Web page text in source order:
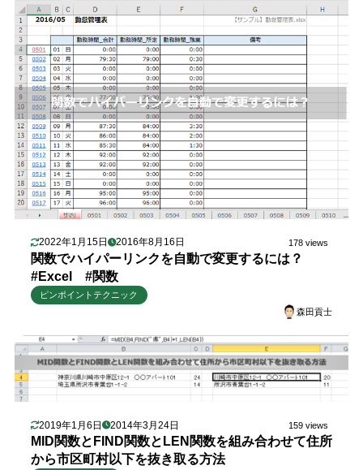
2022年1月15日 2016年8月16日 178 views
関数でハイパーリンクを自動で変更するには？
#Excel #関数
ピンポイントテクニック
森田貢士
2019年1月6日 2014年3月24日 159 views
MID関数とFIND関数とLEN関数を組み合わせて住所
から市区町村以下を抜き取る方法